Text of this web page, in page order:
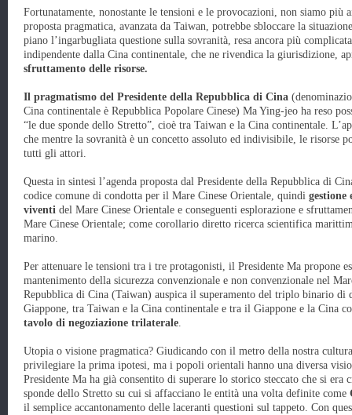
Fortunatamente, nonostante le tensioni e le provocazioni, non siamo più
proposta pragmatica, avanzata da Taiwan, potrebbe sbloccare la
piano l’ingarbugliata questione sulla sovranità, resa ancora più
indipendente dalla Cina continentale, che ne rivendica la giurisdizione,
sfruttamento delle risorse.
Il pragmatismo del Presidente della Repubblica di Cina
Cina continentale è Repubblica Popolare Cinese) Ma Ying-jeo ha reso
“le due sponde dello Stretto”, cioè tra Taiwan e la Cina continentale.
che mentre la sovranità è un concetto assoluto ed indivisibile, le risorse
tutti gli attori.
Questa in sintesi l’agenda proposta dal Presidente della Repubblica di
codice comune di condotta per il Mare Cinese Orientale, quindi gestione
viventi del Mare Cinese Orientale e conseguenti esplorazione e
Mare Cinese Orientale; come corollario diretto ricerca scientifica
marino.
Per attenuare le tensioni tra i tre protagonisti, il Presidente Ma propone
mantenimento della sicurezza convenzionale e non convenzionale nel
Repubblica di Cina (Taiwan) auspica il superamento del triplo binario
Giappone, tra Taiwan e la Cina continentale e tra il Giappone e la Cina
tavolo di negoziazione trilaterale.
Utopia o visione pragmatica? Giudicando con il metro della nostra
privilegiare la prima ipotesi, ma i popoli orientali hanno una diversa
Presidente Ma ha già consentito di superare lo storico steccato che si era
sponde dello Stretto su cui si affacciano le entità una volta definite come
il semplice accantonamento delle laceranti questioni sul tappeto. Con